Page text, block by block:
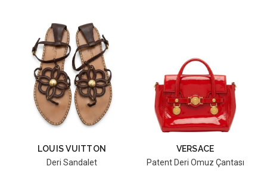
LOUIS VUITTON
Deri Sandalet
VERSACE
Patent Deri Omuz Çantası